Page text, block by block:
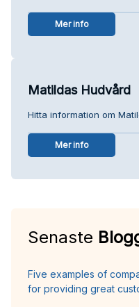
Mer info
Matildas Hudvård
Hitta information om
Mer info
Senaste
Five examples of
for providing great